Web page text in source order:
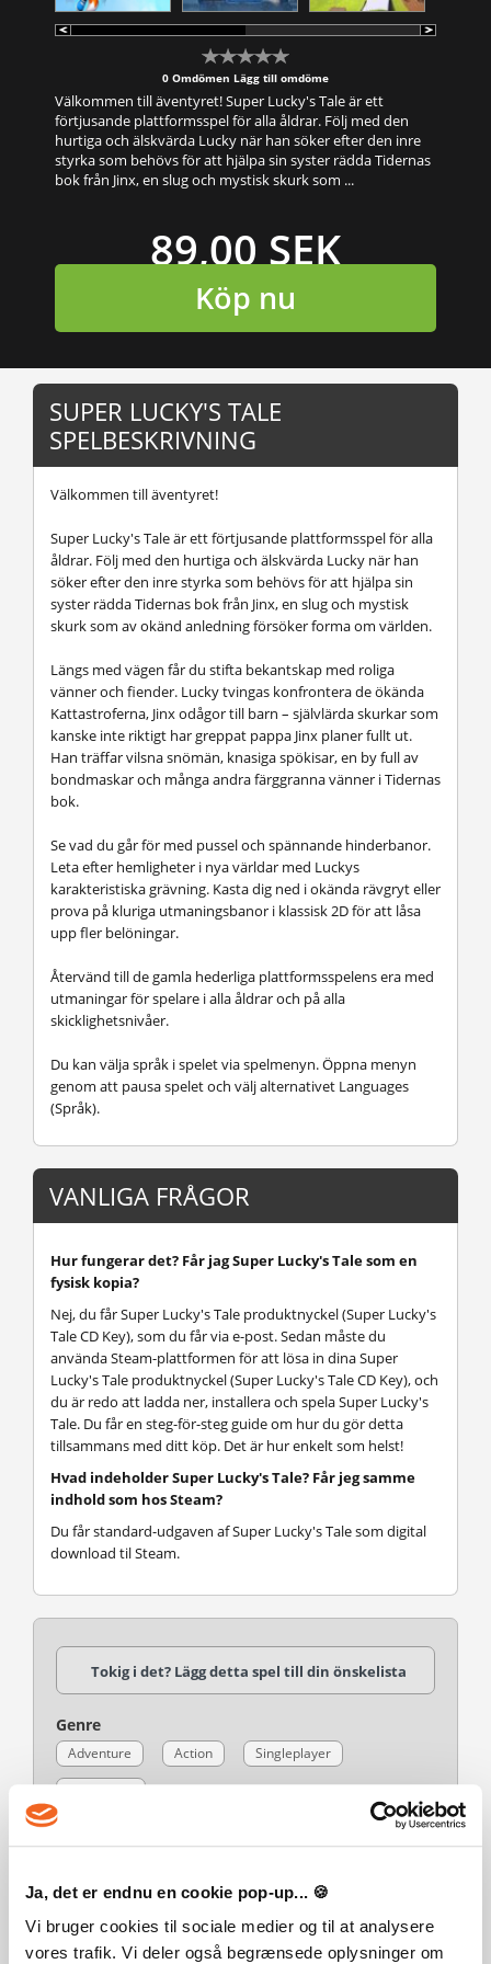
Ja, det er endnu en cookie pop-up... 🍪
Vi bruger cookies til sociale medier og til at analysere
vores trafik. Vi deler også begrænsede oplysninger om
0 Omdömen Lägg till omdöme
Välkommen till äventyret! Super Lucky's Tale är ett
förtjusande plattformsspel för alla åldrar. Följ med den
hurtiga och älskvärda Lucky när han söker efter den inre
styrka som behövs för att hjälpa sin syster rädda Tidernas
bok från Jinx, en slug och mystisk skurk som ...
89,00 SEK
Köp nu
SUPER LUCKY'S TALE
SPELBESKRIVNING
Välkommen till äventyret!
Super Lucky's Tale är ett förtjusande plattformsspel för alla
åldrar. Följ med den hurtiga och älskvärda Lucky när han
söker efter den inre styrka som behövs för att hjälpa sin
syster rädda Tidernas bok från Jinx, en slug och mystisk
skurk som av okänd anledning försöker forma om världen.
Längs med vägen får du stifta bekantskap med roliga
vänner och fiender. Lucky tvingas konfrontera de ökända
Kattastroferna, Jinx odågor till barn – självlärda skurkar som
kanske inte riktigt har greppat pappa Jinx planer fullt ut.
Han träffar vilsna snömän, knasiga spökisar, en by full av
bondmaskar och många andra färggranna vänner i Tidernas
bok.
Se vad du går för med pussel och spännande hinderbanor.
Leta efter hemligheter i nya världar med Luckys
karakteristiska grävning. Kasta dig ned i okända rävgryt eller
prova på kluriga utmaningsbanor i klassisk 2D för att låsa
upp fler belöningar.
Återvänd till de gamla hederliga plattformsspelens era med
utmaningar för spelare i alla åldrar och på alla
skicklighetsnivåer.
Du kan välja språk i spelet via spelmenyn. Öppna menyn
genom att pausa spelet och välj alternativet Languages
(Språk).
VANLIGA FRÅGOR
Hur fungerar det? Får jag Super Lucky's Tale som en
fysisk kopia?
Nej, du får Super Lucky's Tale produktnyckel (Super Lucky's
Tale CD Key), som du får via e-post. Sedan måste du
använda Steam-plattformen för att lösa in dina Super
Lucky's Tale produktnyckel (Super Lucky's Tale CD Key), och
du är redo att ladda ner, installera och spela Super Lucky's
Tale. Du får en steg-för-steg guide om hur du gör detta
tillsammans med ditt köp. Det är hur enkelt som helst!
Hvad indeholder Super Lucky's Tale? Får jeg samme
indhold som hos Steam?
Du får standard-udgaven af Super Lucky's Tale som digital
download til Steam.
Tokig i det? Lägg detta spel till din önskelista
Genre
Adventure Action
Singleplayer
Udvikler
Platform